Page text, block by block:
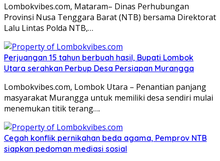
Lombokvibes.com, Mataram– Dinas Perhubungan
Provinsi Nusa Tenggara Barat (NTB) bersama Direktorat
Lalu Lintas Polda NTB,…
Perjuangan 15 tahun berbuah hasil, Bupati Lombok
Utara serahkan Perbup Desa Persiapan Murangga
Lombokvibes.com, Lombok Utara – Penantian panjang
masyarakat Murangga untuk memiliki desa sendiri mulai
menemukan titik terang….
Cegah konflik pernikahan beda agama, Pemprov NTB
siapkan pedoman mediasi sosial